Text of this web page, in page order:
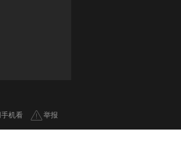
手机看 举报